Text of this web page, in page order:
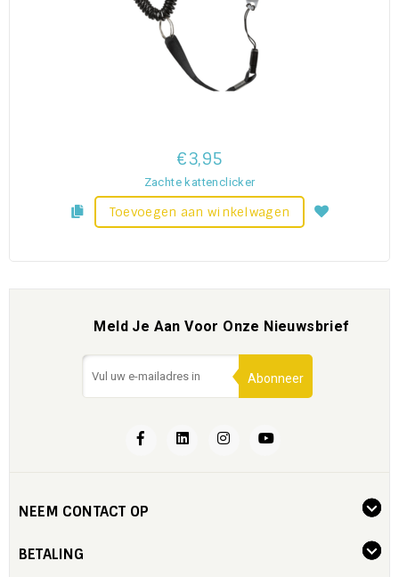
€3,95
Zachte kattenclicker
Toevoegen aan winkelwagen
Meld Je Aan Voor Onze Nieuwsbrief
Abonneer
NEEM CONTACT OP
BETALING